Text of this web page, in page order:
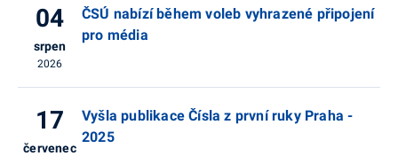
04
srpen
2026
ČSÚ nabízí během voleb vyhrazené připojení
pro média
17
červenec
Vyšla publikace Čísla z první ruky Praha -
2025